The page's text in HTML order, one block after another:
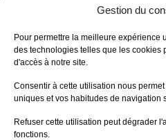
Gestion du
Pour permettre la meilleure expérience
des technologies telles que les cookies
d'accès à notre site.
Consentir à cette utilisation nous
uniques et vos habitudes de navigation
Refuser cette utilisation peut dégrader
fonctions.
Scythe, c’est
joueurs qui
unité militaire (Mech
dans un territoire
unité ennemie militaire,
secrètement la
choisit de sacrifier
concurrence de sa
disponible à ce
maximum de 7) et y